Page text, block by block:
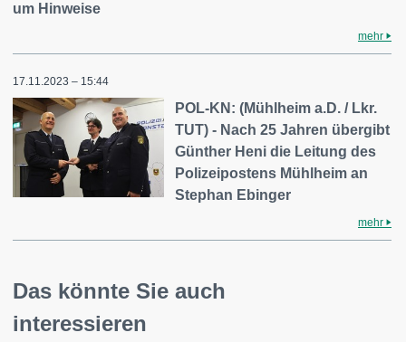
um Hinweise
mehr
17.11.2023 – 15:44
POL-KN: (Mühlheim a.D. / Lkr.
TUT) - Nach 25 Jahren übergibt
Günther Heni die Leitung des
Polizeipostens Mühlheim an
Stephan Ebinger
mehr
Das könnte Sie auch
interessieren